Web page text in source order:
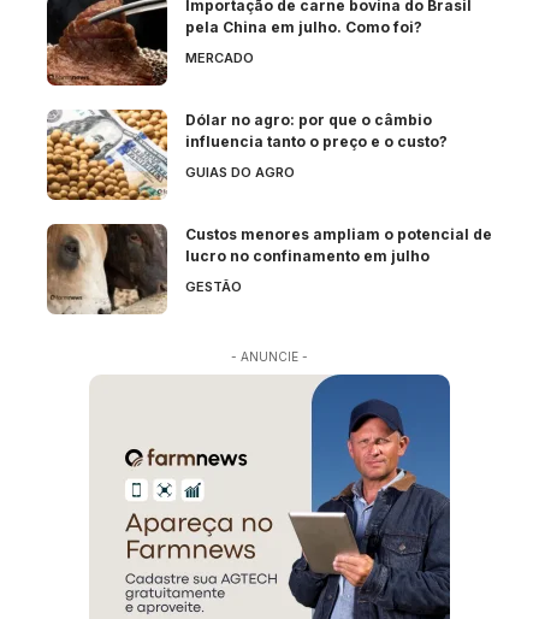
Importação de carne bovina do Brasil
pela China em julho. Como foi?
MERCADO
Dólar no agro: por que o câmbio
influencia tanto o preço e o custo?
GUIAS DO AGRO
Custos menores ampliam o potencial de
lucro no confinamento em julho
GESTÃO
- ANUNCIE -